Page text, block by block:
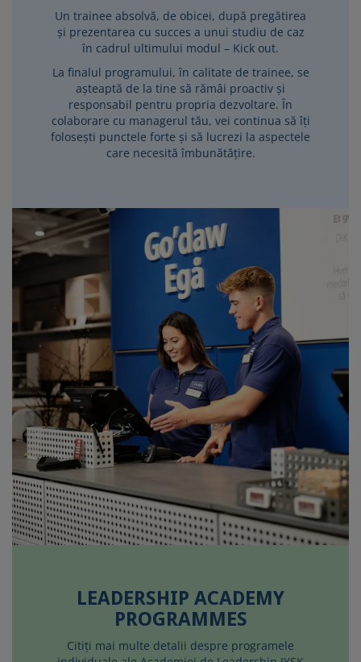
Un trainee absolvă, de obicei, după pregătirea
și prezentarea cu succes a unui studiu de caz
în cadrul ultimului modul – Kick out.
La finalul programului, în calitate de trainee, se
așteaptă de la tine să rămâi proactiv și
responsabil pentru propria dezvoltare. În
colaborare cu managerul tău, vei continua să îți
folosești punctele forte și să lucrezi la aspectele
care necesită îmbunătățire.
LEADERSHIP ACADEMY
PROGRAMMES
Citiți mai multe detalii despre programele